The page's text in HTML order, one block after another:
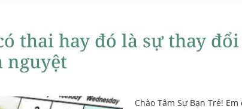
thai hay đó là sự thay
nguyệt
Chào Tâm Sự Bạn Trẻ!